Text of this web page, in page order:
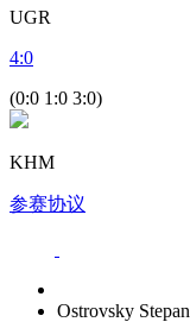
UGR
4:0
(0:0 1:0 3:0)
KHM
参赛协议
Ostrovsky Stepan